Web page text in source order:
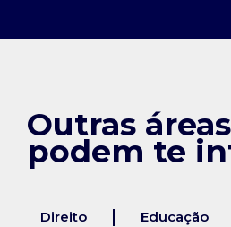
Outras
podem te
Direito Educação